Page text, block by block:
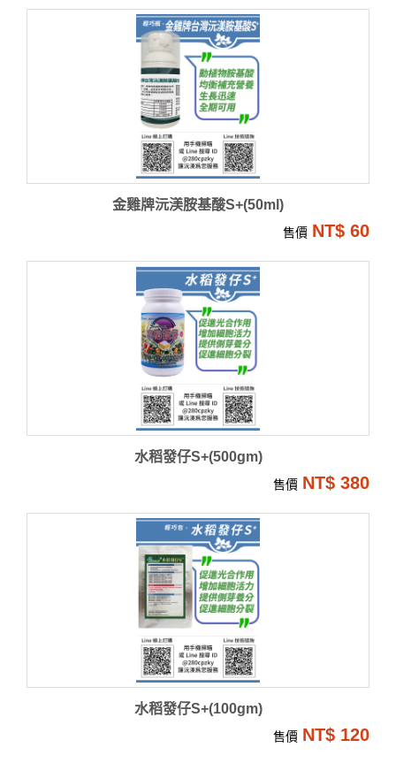
金雞牌沅渼胺基酸S+(50ml)
售價 NT$ 60
水稻發仔S+(500gm)
售價 NT$ 380
水稻發仔S+(100gm)
售價 NT$ 120